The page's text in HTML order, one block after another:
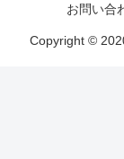
お問い合
Copyright ©